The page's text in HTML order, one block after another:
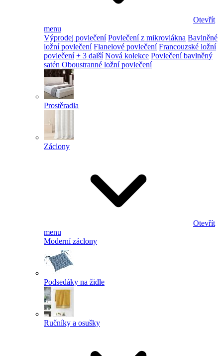
Otevřít
menu
Výprodej povlečení Povlečení z mikrovlákna Bavlněné
ložní povlečení Flanelové povlečení Francouzské ložní
povlečení + 3 další Nová kolekce Povlečení bavlněný
satén Oboustranné ložní povlečení
Prostěradla
Záclony
Otevřít
menu
Moderní záclony
Podsedáky na židle
Ručníky a osušky